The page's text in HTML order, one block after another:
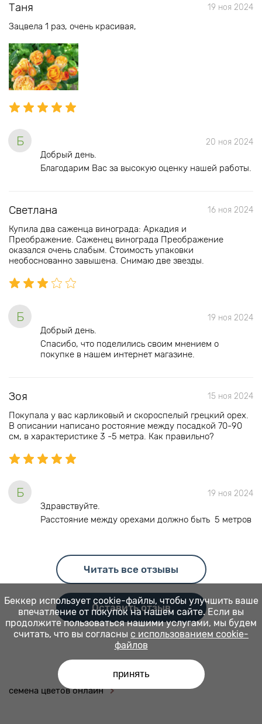
Таня 19 ноя 2024
Зацвела 1 раз, очень красивая,
Б 20 ноя 2024
Добрый день.
Благодарим Вас за высокую оценку нашей работы.
Светлана 16 ноя 2024
Купила два саженца винограда: Аркадия и
Преображение. Саженец винограда Преображение
оказался очень слабым. Стоимость упаковки
необоснованно завышена. Снимаю две звезды.
Б 19 ноя 2024
Добрый день.
Спасибо, что поделились своим мнением о
покупке в нашем интернет магазине.
Зоя 15 ноя 2024
Покупала у вас карликовый и скороспелый грецкий орех.
В описании написано ростояние между посадкой 70-90
см, в характеристике 3 -5 метра. Как правильно?
Б 19 ноя 2024
Здравствуйте.
Расстояние между орехами должно быть 5 метров
Читать все отзывы
Оставить отзыв
семена цветов онлайн
Беккер использует cookie-файлы, чтобы улучшить ваше
впечатление от покупок на нашем сайте. Если вы
продолжите пользоваться нашими услугами, мы будем
считать, что вы согласны с использованием cookie-
файлов
принять